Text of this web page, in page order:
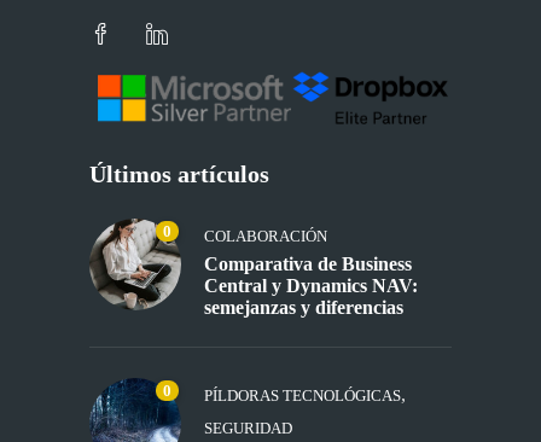
Últimos artículos
0 COLABORACIÓN
Comparativa de Business
Central y Dynamics NAV:
semejanzas y diferencias
0 PÍLDORAS TECNOLÓGICAS,
SEGURIDAD